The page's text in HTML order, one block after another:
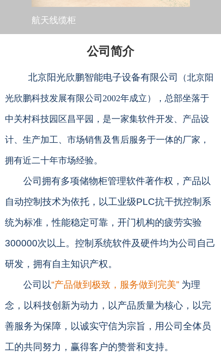
航天线缆柜
公司简介
北京阳光欣鹏智能电子设备有限公司 （北京阳
光欣鹏科技发展有限公司2002年成立），总部坐落于
中关村科技园区昌平园，是一家集软件开发、产品设
计、生产加工、市场销售及售后服务于一体的厂家，
拥有近二十年市场经验。
公司拥有多项储物柜管理软件著作权，产品以
自动控制技术为依托，以工业级PLC抗干扰控制系
统为标准，性能稳定可靠，开门机构的疲劳实验
300000次以上。控制系统软件及硬件均为公司自己
研发，拥有自主知识产权。
公司以“产品做到极致，服务做到完美” 为理
念， 以科技创新为动力，以产品质量为核心，以完
善服务为保障，以诚实守信为宗旨，用公司全体员
工的共同努力，赢得客户的赞誉和支持。